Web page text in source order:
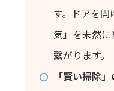
す。ドアを開
気」を未然に
繋がります。
「賢い掃除